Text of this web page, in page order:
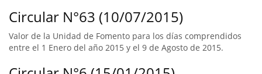
Circular N°63 (10/07/2015)
Valor de la Unidad de Fomento para los días comprendidos
entre el 1 Enero del año 2015 y el 9 de Agosto de 2015.